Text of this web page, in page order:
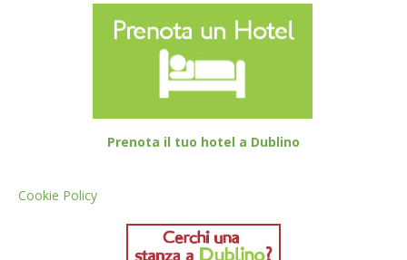
Prenota il tuo hotel a Dublino
Cookie Policy